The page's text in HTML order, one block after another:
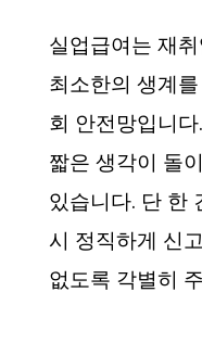
실업급여는 재
최소한의 생계
회 안전망입니다
짧은 생각이 돌
있습니다. 단 한
시 정직하게 신
없도록 각별히